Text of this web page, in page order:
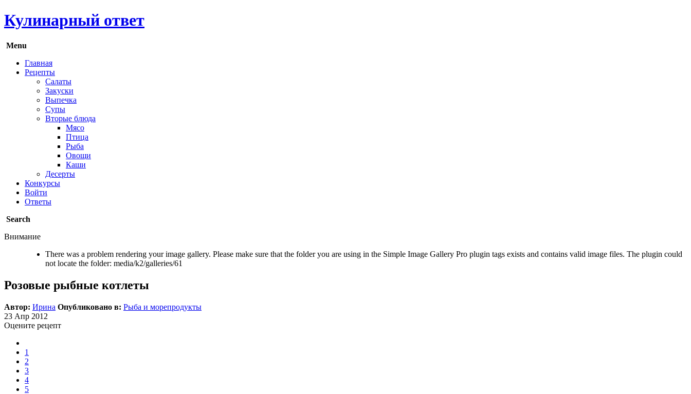
Кулинарный ответ
Menu
Главная
Рецепты
Салаты
Закуски
Выпечка
Супы
Вторые блюда
Мясо
Птица
Рыба
Овощи
Каши
Десерты
Конкурсы
Войти
Ответы
Search
Внимание
There was a problem rendering your image gallery. Please make sure that the folder you are using in the Simple Image Gallery Pro plugin tags exists and contains valid image files. The plugin could
not locate the folder: media/k2/galleries/61
Розовые рыбные котлеты
Автор: Ирина Опубликовано в: Рыба и морепродукты
23 Апр 2012
Оцените рецепт
1
2
3
4
5